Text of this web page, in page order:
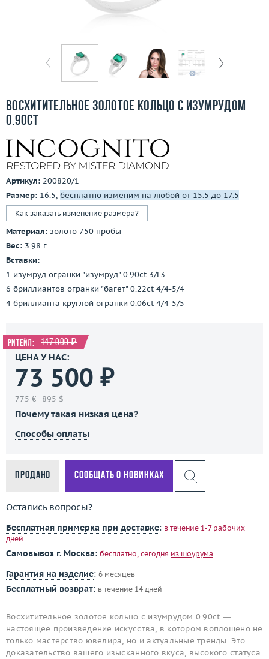
Бесплатная доставка
О компании
Контакты
3D-тур по шоуруму
Восхитительное золотое кольцо с изумрудом
0.90ct
Артикул: 200820/1
Размер: 16.5, бесплатно изменим на любой от 15.5 до 17.5
Как заказать изменение размера?
Материал: золото 750 пробы
Вес: 3.98 г
Вставки:
1 изумруд огранки "изумруд" 0.90ct 3/Г3
6 бриллиантов огранки "багет" 0.22ct 4/4-5/4
4 бриллианта круглой огранки 0.06ct 4/4-5/5
Ритейл: 147 000 ₽
ЦЕНА У НАС:
73 500 ₽
775 € 895 $
Почему такая низкая цена?
Способы оплаты
Продано Сообщать о новинках
Остались вопросы?
Бесплатная примерка при доставке: в течение 1-7 рабочих
дней
Самовывоз г. Москва: бесплатно, сегодня из шоурума
Гарантия на изделие: 6 месяцев
Бесплатный возврат: в течение 14 дней
Восхитительное золотое кольцо с изумрудом 0.90ct —
настоящее произведение искусства, в котором воплощено не
только мастерство ювелира, но и актуальные тренды. Это
доказательство вашего изысканного вкуса, высокого статуса